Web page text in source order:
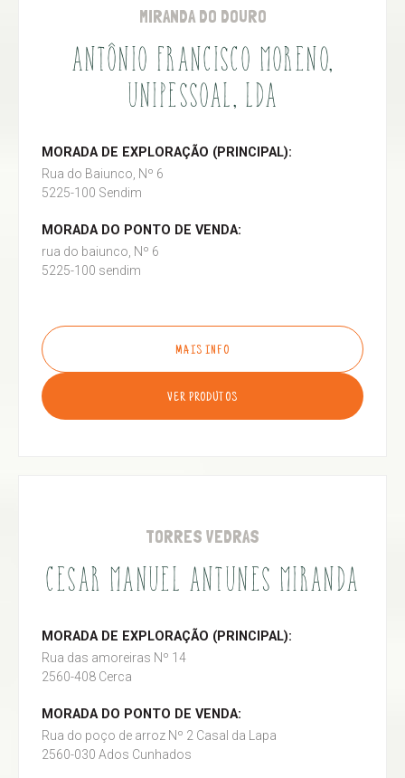
MIRANDA DO DOURO
ANTÔNIO FRANCISCO MORENO,
UNIPESSOAL, LDA
MORADA DE EXPLORAÇÃO (PRINCIPAL):
Rua do Baiunco, Nº 6
5225-100 Sendim
MORADA DO PONTO DE VENDA:
rua do baiunco, Nº 6
5225-100 sendim
MAIS INFO
VER PRODUTOS
TORRES VEDRAS
CESAR MANUEL ANTUNES MIRANDA
MORADA DE EXPLORAÇÃO (PRINCIPAL):
Rua das amoreiras Nº 14
2560-408 Cerca
MORADA DO PONTO DE VENDA:
Rua do poço de arroz Nº 2 Casal da Lapa
2560-030 Ados Cunhados